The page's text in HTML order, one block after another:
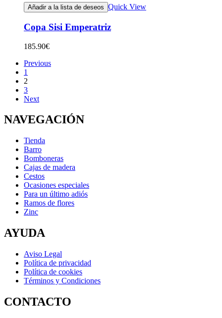
Añadir a la lista de deseos Quick View
Copa Sisi Emperatriz
185.90€
Previous
1
2
3
Next
NAVEGACIÓN
Tienda
Barro
Bomboneras
Cajas de madera
Cestos
Ocasiones especiales
Para un último adiós
Ramos de flores
Zinc
AYUDA
Aviso Legal
Política de privacidad
Política de cookies
Términos y Condiciones
CONTACTO